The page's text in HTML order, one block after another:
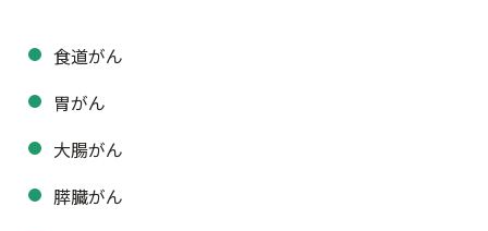
食道がん
胃がん
大腸がん
膵臓がん